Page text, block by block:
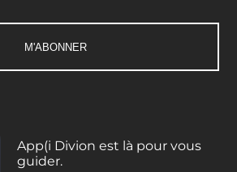
App(i Divion est là pour vous
guider.